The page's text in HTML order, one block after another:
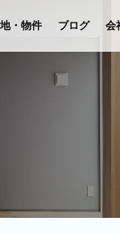
・物件 ブログ 会